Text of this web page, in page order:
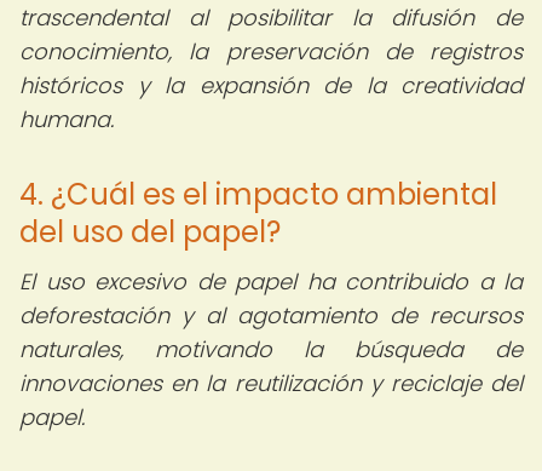
trascendental al posibilitar la difusión de
conocimiento, la preservación de registros
históricos y la expansión de la creatividad
humana.
4. ¿Cuál es el impacto ambiental
del uso del papel?
El uso excesivo de papel ha contribuido a la
deforestación y al agotamiento de recursos
naturales, motivando la búsqueda de
innovaciones en la reutilización y reciclaje del
papel.